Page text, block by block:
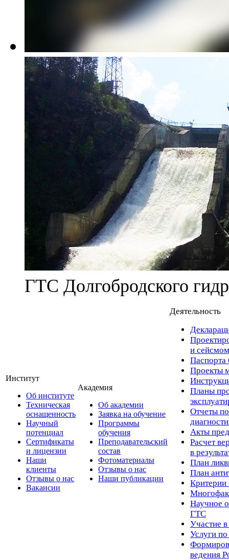
ГТС Долгобродского
Институт
Об институте
Техническая
оснащенность
Научный
потенциал
Сертификаты
и лицензии
Наши
клиенты
Отзывы о нас
Вакансии
Академия
Об академии
Заявка на обучение
Программы
обучения
Преподавательский
состав
Фотоматериалы
Отзывы о нас
Наши публикации
Деятельность
и
Паспорта
Проекты
Планы
Отчеты по
Акты
Расчет
в
План
План
Критерии
Научное
ГТС
Участие
Услуги
ведения